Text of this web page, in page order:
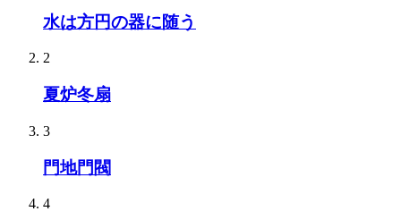
水は方円の器に随う
2
夏炉冬扇
3
門地門閥
4